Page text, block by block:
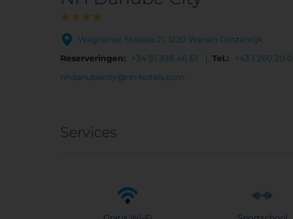
Wagramer Strasse 21, 1220 Wenen Oostenrijk
Reserveringen:
+34 91 398 46 61 Tel.:
+43 1 260 20 0
nhdanubecity@nh-hotels.com
Services